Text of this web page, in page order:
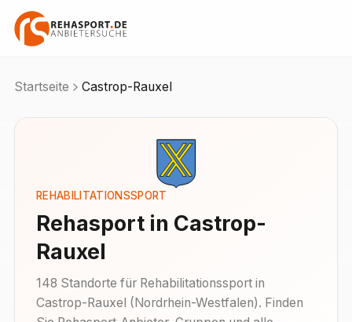
Startseite Castrop-Rauxel
REHABILITATIONSSPORT
Rehasport in Castrop-
Rauxel
148 Standorte für Rehabilitationssport in
Castrop-Rauxel (Nordrhein-Westfalen). Finden